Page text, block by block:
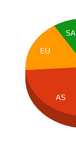
SA
EU
AS